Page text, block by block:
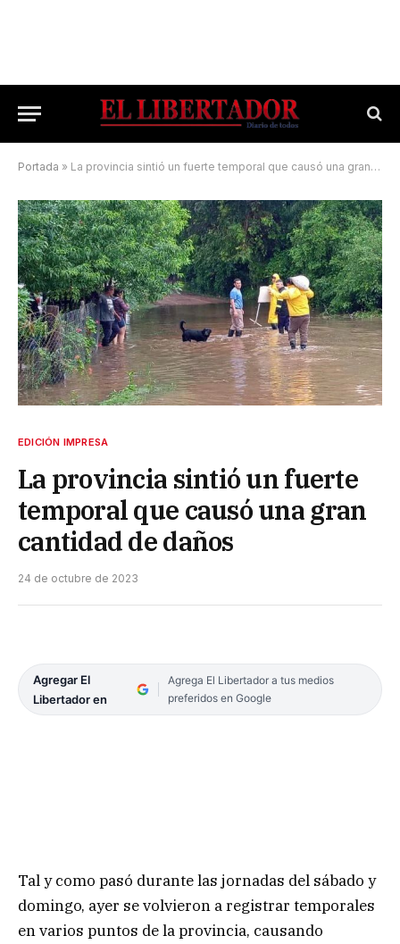
Portada » La provincia sintió un fuerte temporal que causó una gran cantidad de daños
EDICIÓN IMPRESA
La provincia sintió un fuerte
temporal que causó una gran
cantidad de daños
24 de octubre de 2023
Agregar El
Libertador en
Agrega El Libertador a tus medios
preferidos en Google
Tal y como pasó durante las jornadas del sábado y
domingo, ayer se volvieron a registrar temporales
en varios puntos de la provincia, causando